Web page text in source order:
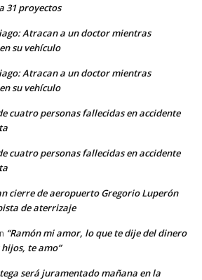
31 proyectos
Atracan a un doctor mientras
su vehículo
Atracan a un doctor mientras
su vehículo
cuatro personas fallecidas en accidente
cuatro personas fallecidas en accidente
cierre de aeropuerto Gregorio Luperón
de aterrizaje
“Ramón mi amor, lo que te dije del dinero
te amo”
será juramentado mañana en la